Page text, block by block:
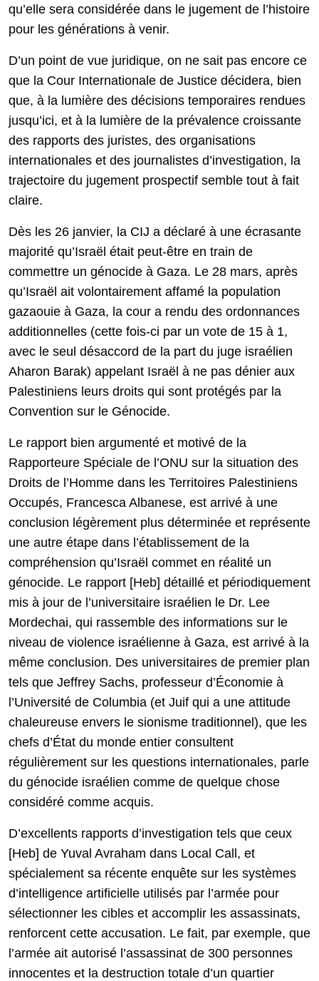
qu’elle sera considérée dans le jugement de l’histoire
pour les générations à venir.
D’un point de vue juridique, on ne sait pas encore ce
que la Cour Internationale de Justice décidera, bien
que, à la lumière des décisions temporaires rendues
jusqu’ici, et à la lumière de la prévalence croissante
des rapports des juristes, des organisations
internationales et des journalistes d’investigation, la
trajectoire du jugement prospectif semble tout à fait
claire.
Dès les 26 janvier, la CIJ a déclaré à une écrasante
majorité qu’Israël était peut-être en train de
commettre un génocide à Gaza. Le 28 mars, après
qu’Israël ait volontairement affamé la population
gazaouie à Gaza, la cour a rendu des ordonnances
additionnelles (cette fois-ci par un vote de 15 à 1,
avec le seul désaccord de la part du juge israélien
Aharon Barak) appelant Israël à ne pas dénier aux
Palestiniens leurs droits qui sont protégés par la
Convention sur le Génocide.
Le rapport bien argumenté et motivé de la
Rapporteure Spéciale de l’ONU sur la situation des
Droits de l’Homme dans les Territoires Palestiniens
Occupés, Francesca Albanese, est arrivé à une
conclusion légèrement plus déterminée et représente
une autre étape dans l’établissement de la
compréhension qu’Israël commet en réalité un
génocide. Le rapport [Heb] détaillé et périodiquement
mis à jour de l’universitaire israélien le Dr. Lee
Mordechai, qui rassemble des informations sur le
niveau de violence israélienne à Gaza, est arrivé à la
même conclusion. Des universitaires de premier plan
tels que Jeffrey Sachs, professeur d’Économie à
l’Université de Columbia (et Juif qui a une attitude
chaleureuse envers le sionisme traditionnel), que les
chefs d’État du monde entier consultent
régulièrement sur les questions internationales, parle
du génocide israélien comme de quelque chose
considéré comme acquis.
D’excellents rapports d’investigation tels que ceux
[Heb] de Yuval Avraham dans Local Call, et
spécialement sa récente enquête sur les systèmes
d’intelligence artificielle utilisés par l’armée pour
sélectionner les cibles et accomplir les assassinats,
renforcent cette accusation. Le fait, par exemple, que
l’armée ait autorisé l’assassinat de 300 personnes
innocentes et la destruction totale d’un quartier